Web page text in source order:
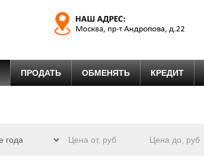
ПРОДАТЬ ОБМЕНЯТЬ КРЕДИТ